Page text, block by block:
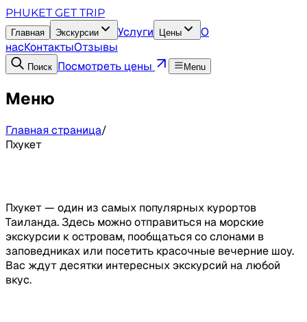
PHUKET GET TRIP
Главная Экскурсии Услуги Цены
О
насКонтактыОтзывы
Поиск Посмотреть цены Menu
Меню
Главная страница/
Пхукет
Пхукет — один из самых популярных курортов
Таиланда. Здесь можно отправиться на морские
экскурсии к островам, пообщаться со слонами в
заповедниках или посетить красочные вечерние шоу.
Вас ждут десятки интересных экскурсий на любой
вкус.